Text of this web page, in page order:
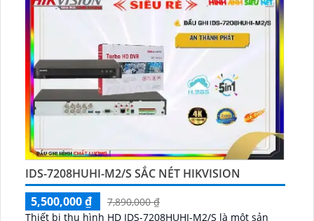
IDS-7208HUHI-M2/S SẮC NÉT HIKVISION
5,500,000 ₫
7,890,000 ₫
Thiết bị thu hình HD IDS-7208HUHI-M2/S là một sản